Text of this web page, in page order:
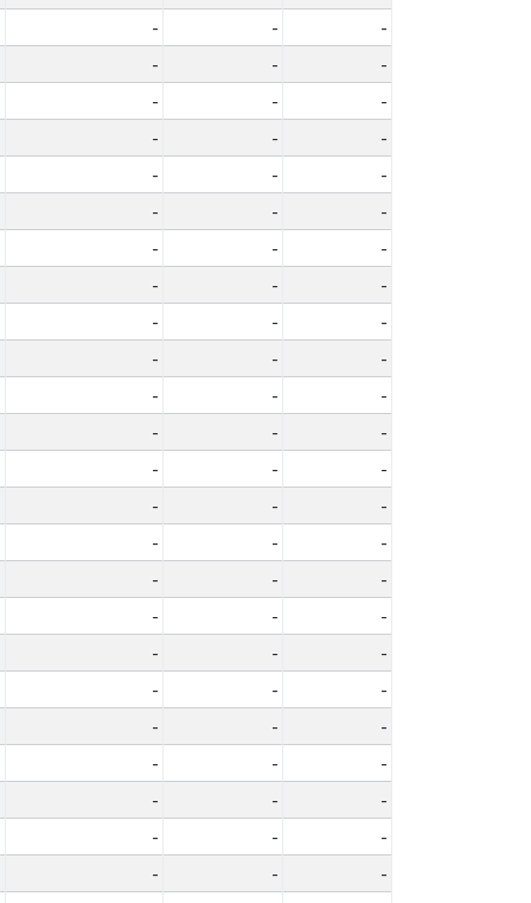
- -
-
- -
-
- -
-
- -
-
- -
-
- -
-
- -
-
- -
-
- -
-
- -
-
- -
-
- -
-
- -
-
- -
-
- -
-
- -
-
- -
-
- -
-
- -
-
- -
-
- -
-
- -
-
- -
-
- -
-